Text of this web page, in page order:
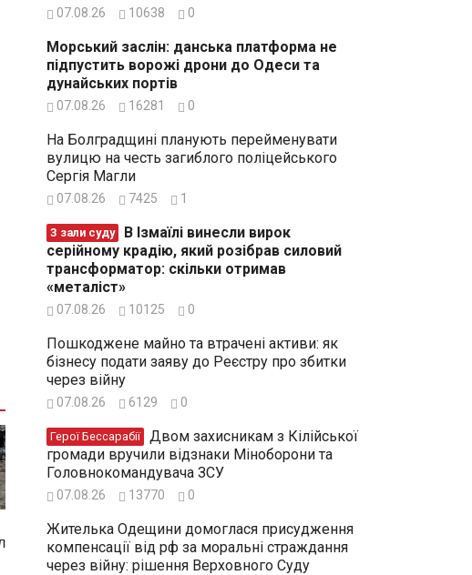
07.08.26 10638 0
Морський заслін: данська платформа не
підпустить ворожі дрони до Одеси та
дунайських портів
07.08.26 16281 0
На Болградщині планують перейменувати
вулицю на честь загиблого поліцейського
Сергія Магли
07.08.26 7425 1
З зали суду
серійному крадію, який розібрав силовий
трансформатор: скільки отримав
«металіст»
07.08.26 10125 0
Пошкоджене майно та втрачені активи: як
бізнесу подати заяву до Реєстру про збитки
через війну
07.08.26 6129 0
Герої Бессарабії
громади вручили відзнаки Міноборони та
Головнокомандувача ЗСУ
07.08.26 13770 0
Жителька Одещини домоглася присудження
компенсації від рф за моральні страждання
через війну: рішення Верховного Суду